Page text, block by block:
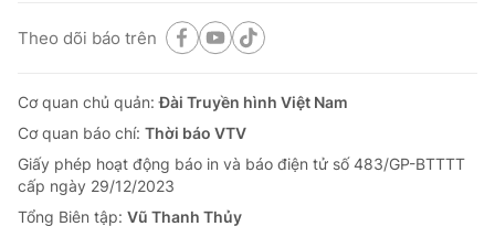
Theo dõi báo trên
Cơ quan chủ quản:Đài Truyền hình Việt Nam
Cơ quan báo chí: Thời báo VTV
Giấy phép hoạt động báo in và báo điện tử số 483/GP-BTTTT
cấp ngày 29/12/2023
Tổng Biên tập: Vũ Thanh Thủy